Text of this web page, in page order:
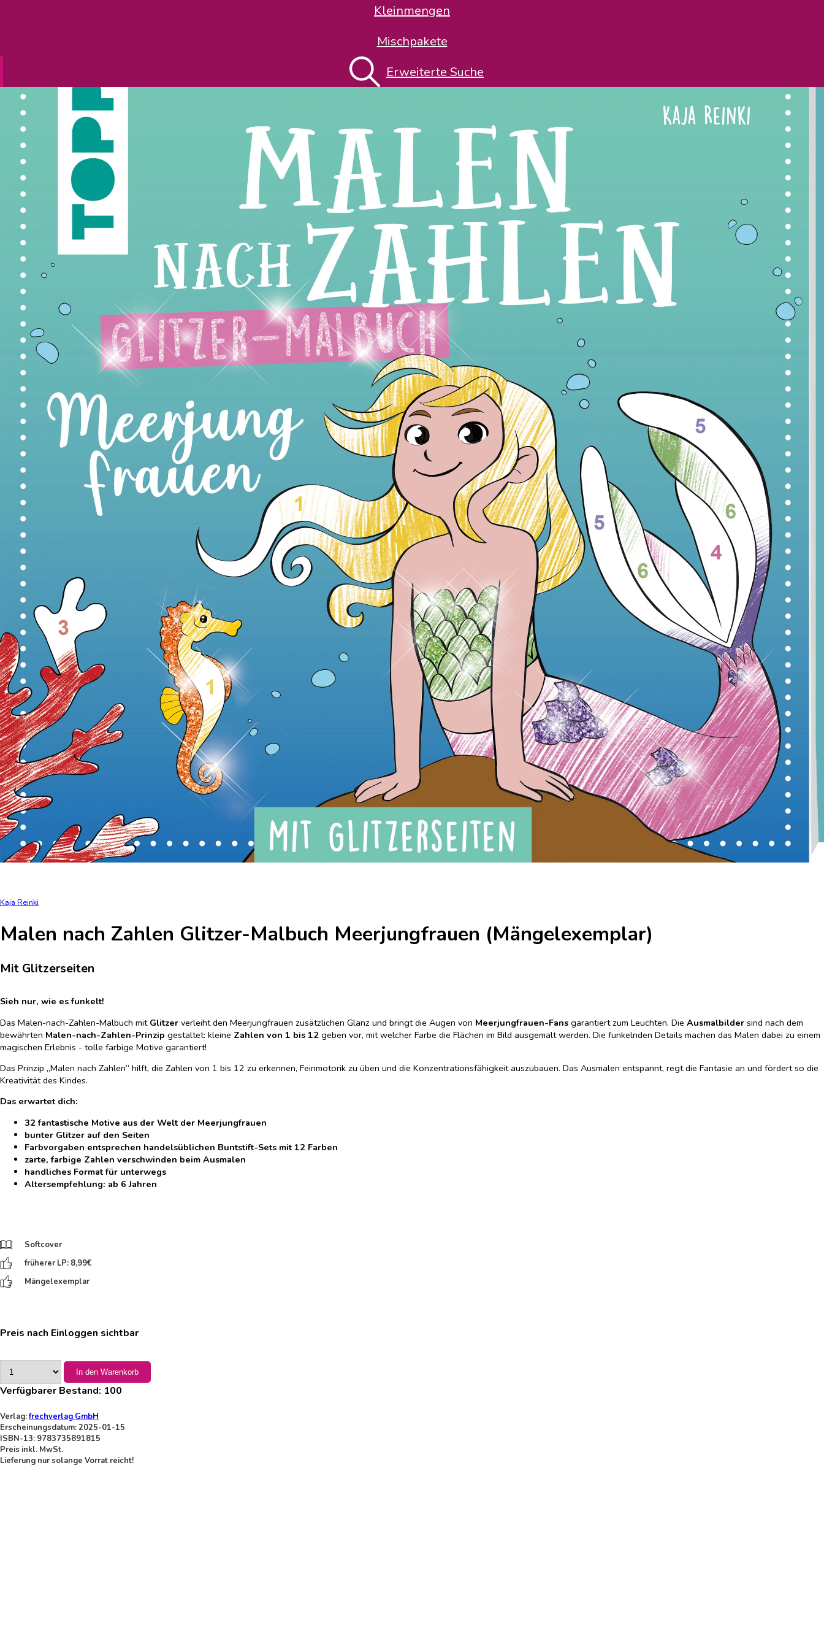
Kleinmengen
Mischpakete
Erweiterte Suche
Kaja Reinki
Malen nach Zahlen Glitzer-Malbuch Meerjungfrauen (Mängelexemplar)
Mit Glitzerseiten
Sieh nur, wie es funkelt!
Das Malen-nach-Zahlen-Malbuch mit Glitzer verleiht den Meerjungfrauen zusätzlichen Glanz und bringt die Augen von Meerjungfrauen-Fans garantiert zum Leuchten. Die Ausmalbilder sind nach dem
bewährten Malen-nach-Zahlen-Prinzip gestaltet: kleine Zahlen von 1 bis 12 geben vor, mit welcher Farbe die Flächen im Bild ausgemalt werden. Die funkelnden Details machen das Malen dabei zu einem
magischen Erlebnis - tolle farbige Motive garantiert!
Das Prinzip „Malen nach Zahlen“ hilft, die Zahlen von 1 bis 12 zu erkennen, Feinmotorik zu üben und die Konzentrationsfähigkeit auszubauen. Das Ausmalen entspannt, regt die Fantasie an und fördert so die
Kreativität des Kindes.
Das erwartet dich:
32 fantastische Motive aus der Welt der Meerjungfrauen
bunter Glitzer auf den Seiten
Farbvorgaben entsprechen handelsüblichen Buntstift-Sets mit 12 Farben
zarte, farbige Zahlen verschwinden beim Ausmalen
handliches Format für unterwegs
Altersempfehlung: ab 6 Jahren
Softcover
früherer LP: 8,99€
Mängelexemplar
Preis nach Einloggen sichtbar
In den Warenkorb
Verfügbarer Bestand: 100
Verlag:frechverlag GmbH
Erscheinungsdatum: 2025-01-15
ISBN-13: 9783735891815
Preis inkl. MwSt.
Lieferung nur solange Vorrat reicht!